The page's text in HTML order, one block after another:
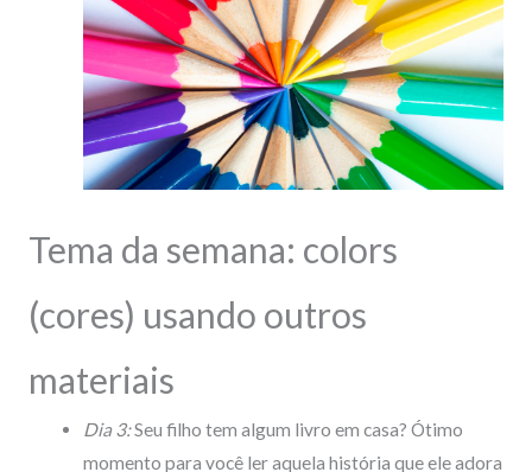
Tema da semana: colors
(cores) usando outros
materiais
Dia 3:Seu filho tem algum livro em casa? Ótimo
momento para você ler aquela história que ele adora